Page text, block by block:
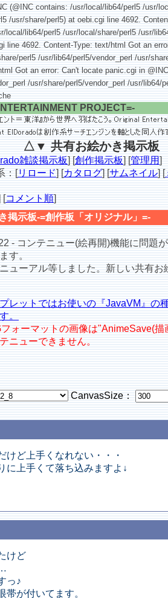
(@INC contains: /usr/local/lib64/perl5 /usr/
/usr/share/perl5) at oebi.cgi line 4692.
lib64/perl5 /usr/local/share/perl5 /usr/
line 4692. Content-Type: text/html Got an
perl5 /usr/lib64/perl5/vendor_perl /usr/
Got an error: Can't locate panic.cgi in
/usr/share/perl5/vendor_perl /usr/lib64/
PROJECT=-
△▼ 共有お絵かき掲示板
雑談掲示板] [創作掲示板] [管理用]
：[リロード] [カタログ] [サムネイル] [
[コメント順]
掲示板-=創作板「オリジナル」=-
- コンテニュー(絵再開)機能に問題
す。
ューアル等しました。新しい共有お
レットではお使いの『JavaVM』の
。
ォーマットの画像は"AnimeSave(
ニューできません。
CanvasSize：
けど上手くなれない・・・
に上手くて落ち込みますよ↓
けど
っ♪
帯が付いてます。